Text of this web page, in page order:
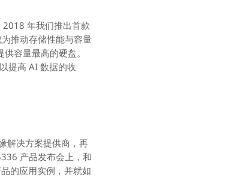
年我们推出首款
推动存储性能与容量
容量最高的硬盘。
提高 AI 数据的收
解决方案提供商，再
产品发布会上，和
的应用实例，并就如